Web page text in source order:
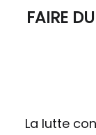
FAIRE DU
La lutte